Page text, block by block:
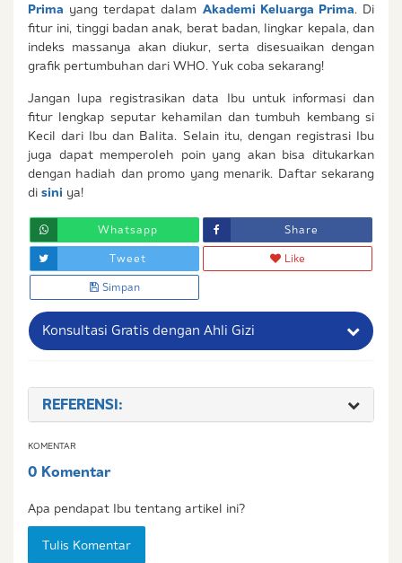
Prima yang terdapat dalam Akademi Keluarga Prima. Di
fitur ini, tinggi badan anak, berat badan, lingkar kepala, dan
indeks massanya akan diukur, serta disesuaikan dengan
grafik pertumbuhan dari WHO. Yuk coba sekarang!
Jangan lupa registrasikan data Ibu untuk informasi dan
fitur lengkap seputar kehamilan dan tumbuh kembang si
Kecil dari Ibu dan Balita. Selain itu, dengan registrasi Ibu
juga dapat memperoleh poin yang akan bisa ditukarkan
dengan hadiah dan promo yang menarik. Daftar sekarang
di sini ya!
Whatsapp Share
Tweet Like
Simpan
Konsultasi Gratis dengan Ahli Gizi
No. Handphone (Whatsapp)
Buat Password
Status / Kondisi Ibu Saat Ini
Tidak Hamil dan Memiliki Anak
REFERENSI:
KOMENTAR
0 Komentar
Apa pendapat Ibu tentang artikel ini?
Tulis Komentar